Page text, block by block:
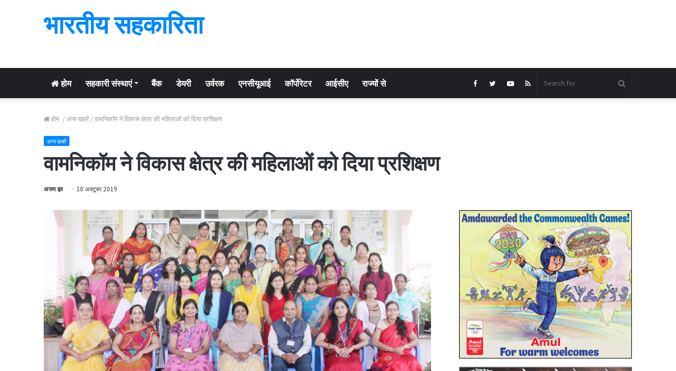
भारतीय सहकारिता
होम सहकारी संस्थाएं बैंक डेयरी उर्वरक एनसीयूआई कॉर्पोरेटर आईसीए राज्यों से RSS
YouTube
Twitter
Facebook
होम /अन्य खबरें /वामनिकॉम ने विकास क्षेत्र की महिलाओं को दिया प्रशिक्षण
अन्य खबरें
वामनिकॉम ने विकास क्षेत्र की महिलाओं को दिया प्रशिक्षण
अजय झा 10 अक्टूबर 2019